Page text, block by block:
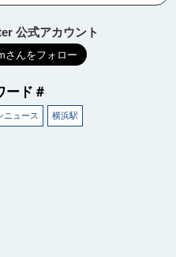
公式アカウント
ード＃
ニュース 横浜駅